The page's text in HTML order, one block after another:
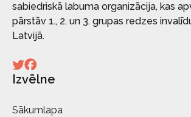
sabiedriskā labuma organizācija, kas
pārstāv 1., 2. un 3. grupas redzes
Latvijā.
Izvēlne
Sākumlapa